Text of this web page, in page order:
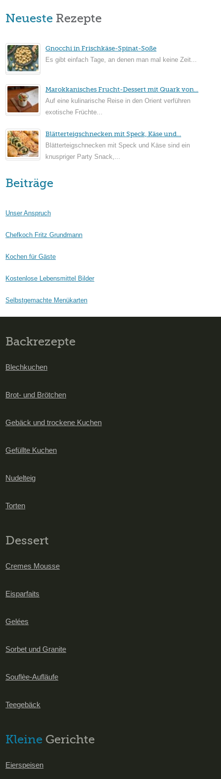
Neueste Rezepte
Gnocchi in Frischkäse-Spinat-Soße
Es gibt einfach Tage, an denen man mal keine Zeit...
Marokkanisches Frucht-Dessert mit Quark von...
Auf eine kulinarische Reise in den Orient verführen
exotische Früchte...
Blätterteigschnecken mit Speck, Käse und...
Blätterteigschnecken mit Speck und Käse sind ein
knuspriger Party Snack,...
Beiträge
Unser Anspruch
Chefkoch Fritz Grundmann
Kochen für Gäste
Kostenlose Lebensmittel Bilder
Selbstgemachte Menükarten
Backrezepte
Blechkuchen
Brot- und Brötchen
Gebäck und trockene Kuchen
Gefüllte Kuchen
Nudelteig
Torten
Dessert
Cremes Mousse
Eisparfaits
Gelées
Sorbet und Granite
Souflèe-Aufläufe
Teegebäck
Kleine Gerichte
Eierspeisen